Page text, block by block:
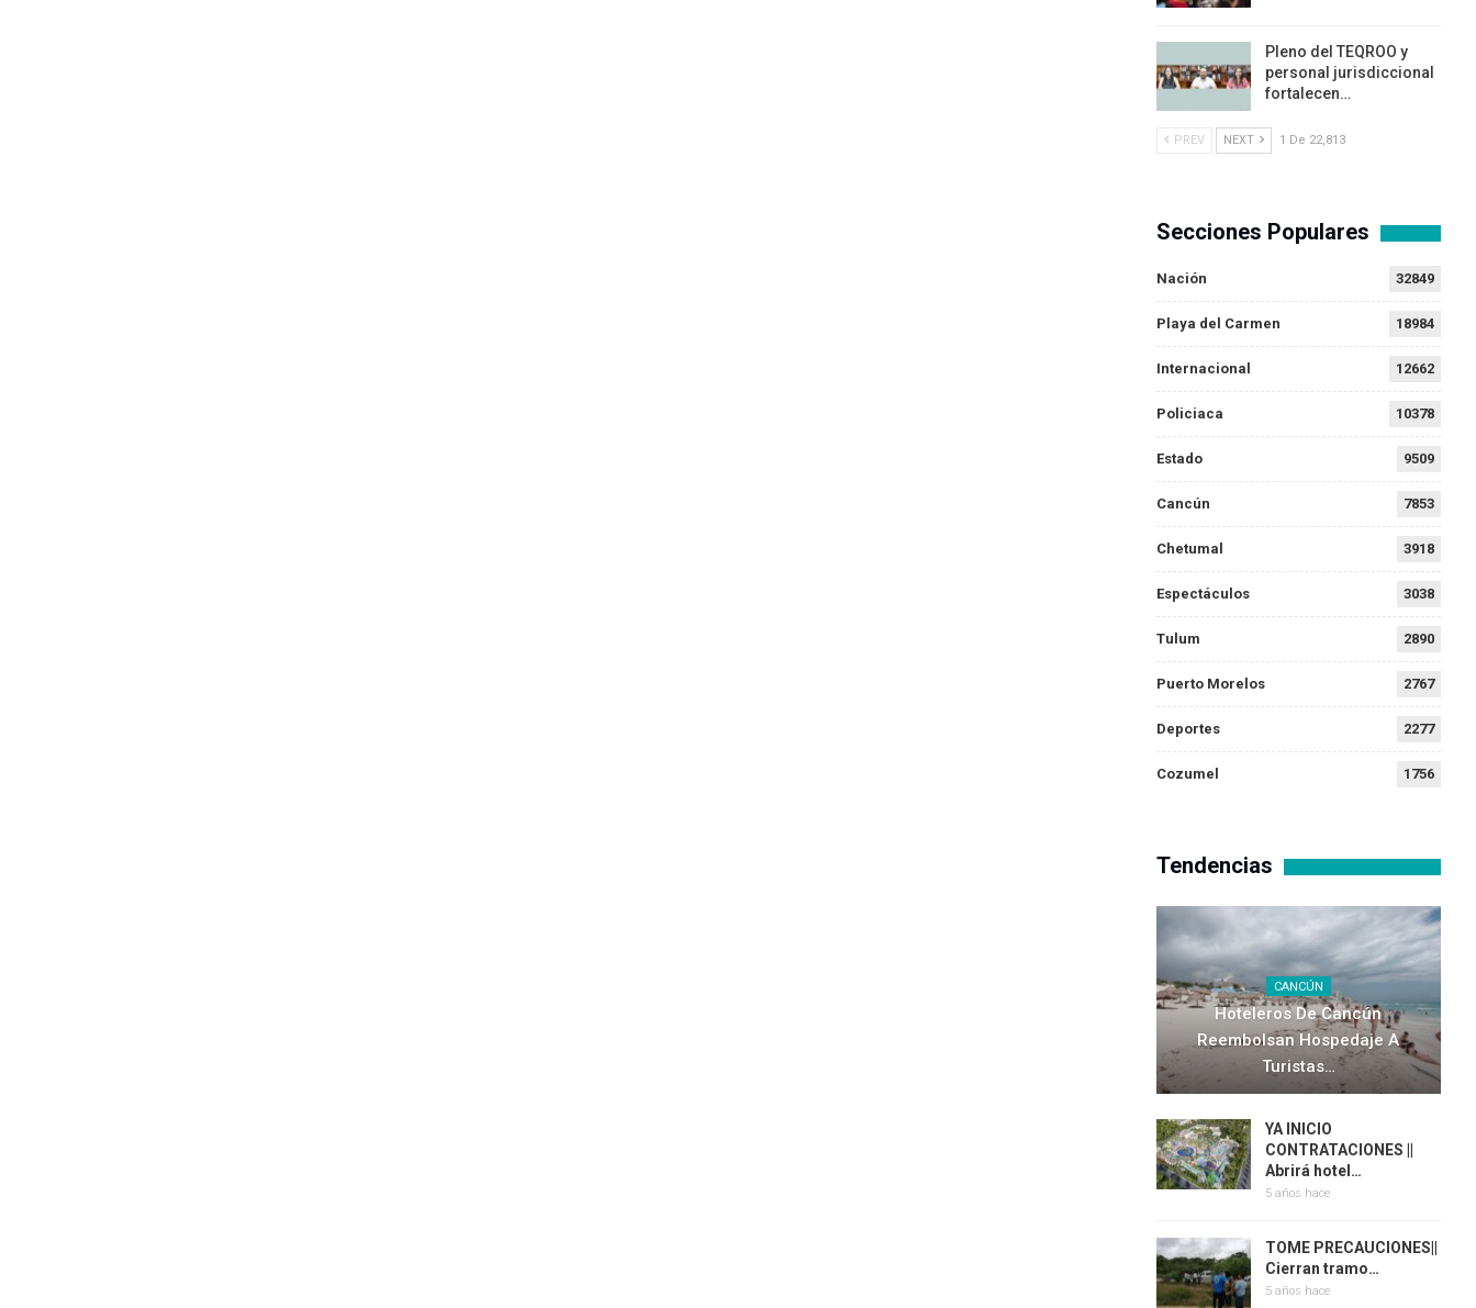
Pleno del TEQROO y
personal jurisdiccional
fortalecen…
PREV NEXT 1 De 22,813
Secciones Populares
Nación 32849
Playa del Carmen 18984
Internacional 12662
Policiaca 10378
Estado 9509
Cancún 7853
Chetumal 3918
Espectáculos 3038
Tulum 2890
Puerto Morelos 2767
Deportes 2277
Cozumel 1756
Tendencias
CANCÚN
Hoteleros De Cancún
Reembolsan Hospedaje A
Turistas…
YA INICIO
CONTRATACIONES ||
Abrirá hotel…
5 años hace
TOME PRECAUCIONES||
Cierran tramo…
5 años hace